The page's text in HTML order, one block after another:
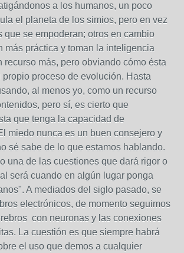
a los humanos, un poco
el planeta de los simios, pero en vez
que se empoderan; otros en cambio
más práctica y toman la inteligencia
recurso más, pero obviando cómo ésta
proceso de evolución. Hasta
al menos yo, como un recurso
pero sí, es cierto que
que tenga la capacidad de
miedo nunca es un buen consejero y
sé sabe de lo que estamos hablando.
una de las cuestiones que dará rigor o
será cuando en algún lugar ponga
A mediados del siglo pasado, se
electrónicos, de momento seguimos
con neuronas y las conexiones
La cuestión es que siempre habrá
el uso que demos a cualquier